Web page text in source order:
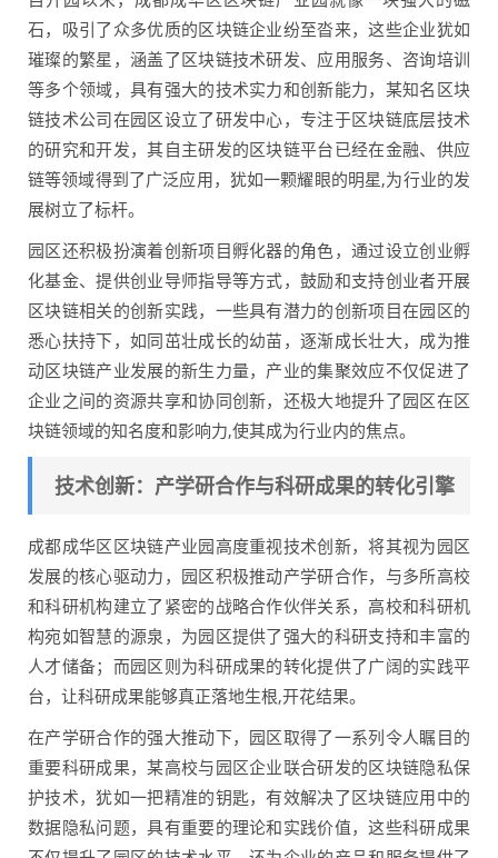
石，吸引了众多优质的区块链企业纷至沓来，这些企业犹如
璀璨的繁星，涵盖了区块链技术研发、应用服务、咨询培训
等多个领域，具有强大的技术实力和创新能力，某知名区块
链技术公司在园区设立了研发中心，专注于区块链底层技术
的研究和开发，其自主研发的区块链平台已经在金融、供应
链等领域得到了广泛应用，犹如一颗耀眼的明星,为行业的发
展树立了标杆。
园区还积极扮演着创新项目孵化器的角色，通过设立创业孵
化基金、提供创业导师指导等方式，鼓励和支持创业者开展
区块链相关的创新实践，一些具有潜力的创新项目在园区的
悉心扶持下，如同茁壮成长的幼苗，逐渐成长壮大，成为推
动区块链产业发展的新生力量，产业的集聚效应不仅促进了
企业之间的资源共享和协同创新，还极大地提升了园区在区
块链领域的知名度和影响力,使其成为行业内的焦点。
技术创新：产学研合作与科研成果的转化引擎
成都成华区区块链产业园高度重视技术创新，将其视为园区
发展的核心驱动力，园区积极推动产学研合作，与多所高校
和科研机构建立了紧密的战略合作伙伴关系，高校和科研机
构宛如智慧的源泉，为园区提供了强大的科研支持和丰富的
人才储备；而园区则为科研成果的转化提供了广阔的实践平
台，让科研成果能够真正落地生根,开花结果。
在产学研合作的强大推动下，园区取得了一系列令人瞩目的
重要科研成果，某高校与园区企业联合研发的区块链隐私保
护技术，犹如一把精准的钥匙，有效解决了区块链应用中的
数据隐私问题，具有重要的理论和实践价值，这些科研成果